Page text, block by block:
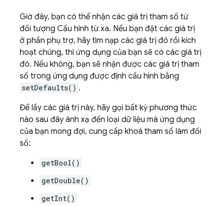
Giờ đây, bạn có thể nhận các giá trị tham số từ
đối tượng Cấu hình từ xa. Nếu bạn đặt các giá trị
ở phần phụ trợ, hãy tìm nạp các giá trị đó rồi kích
hoạt chúng, thì ứng dụng của bạn sẽ có các giá trị
đó. Nếu không, bạn sẽ nhận được các giá trị tham
số trong ứng dụng được định cấu hình bằng
setDefaults() .
Để lấy các giá trị này, hãy gọi bất kỳ phương thức
nào sau đây ánh xạ đến loại dữ liệu mà ứng dụng
của bạn mong đợi, cung cấp khoá tham số làm đối
số:
getBool()
getDouble()
getInt()